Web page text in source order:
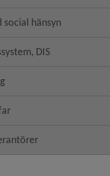
social hänsyn
DIS